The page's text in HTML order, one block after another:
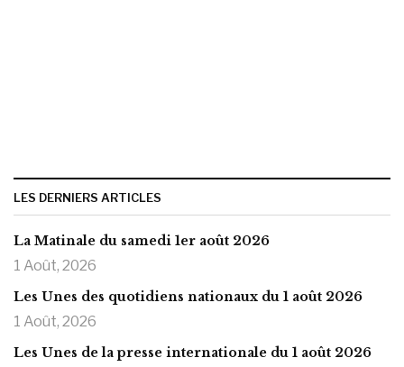
LES DERNIERS ARTICLES
La Matinale du samedi 1er août 2026
1 Août, 2026
Les Unes des quotidiens nationaux du 1 août 2026
1 Août, 2026
Les Unes de la presse internationale du 1 août 2026